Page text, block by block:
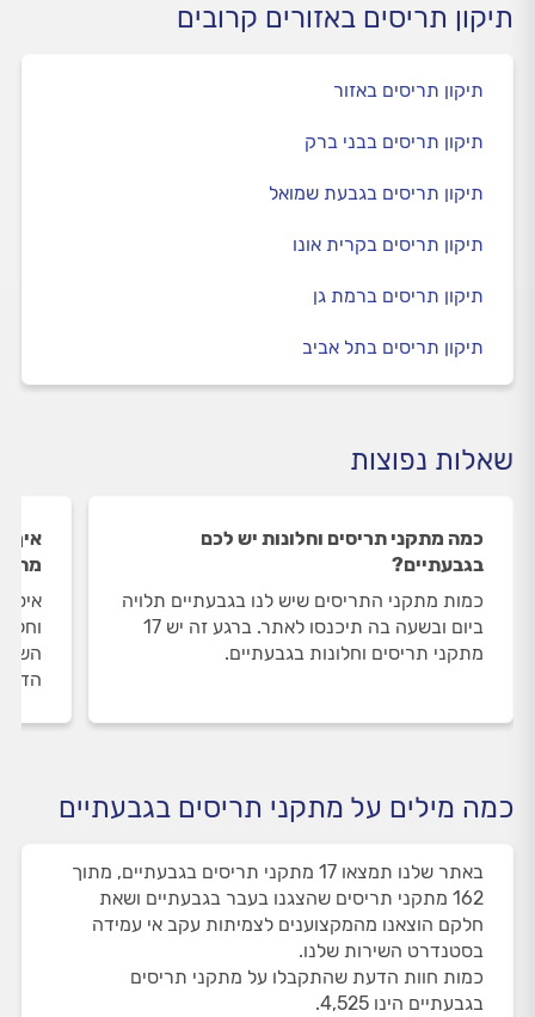
תיקון תריסים באזורים קרובים
תיקון תריסים באזור
תיקון תריסים בבני ברק
תיקון תריסים בגבעת שמואל
תיקון תריסים בקרית אונו
תיקון תריסים ברמת גן
תיקון תריסים בתל אביב
שאלות נפוצות
כמה מתקני תריסים וחלונות יש לכם
בגבעתיים?
כמות מתקני התריסים שיש לנו בגבעתיים תלויה
ביום ובשעה בה תיכנסו לאתר. ברגע זה יש 17
מתקני תריסים וחלונות בגבעתיים.
איך
כמה מילים על מתקני תריסים בגבעתיים
באתר שלנו תמצאו 17 מתקני תריסים בגבעתיים, מתוך
162 מתקני תריסים שהצגנו בעבר בגבעתיים ושאת
חלקם הוצאנו מהמקצוענים לצמיתות עקב אי עמידה
בסטנדרט השירות שלנו.
כמות חוות הדעת שהתקבלו על מתקני תריסים
בגבעתיים הינו 4,525.